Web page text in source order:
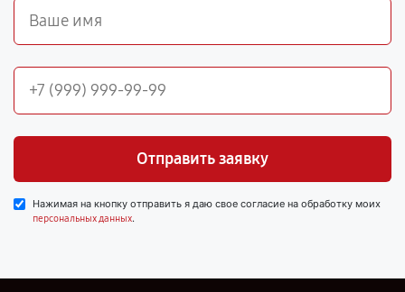
Отправить заявку
Нажимая на кнопку отправить я даю свое согласие на обработку моих
персональных данных.